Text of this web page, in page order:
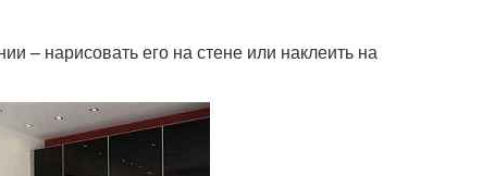
– нарисовать его на стене или наклеить на